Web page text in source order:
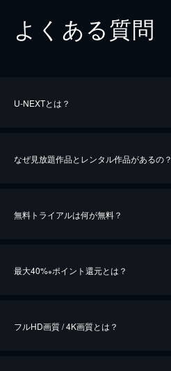
よくある質問
U-NEXTとは？
なぜ見放題作品とレンタル作品があるの？
無料トライアルは何が無料？
最大40%※ポイント還元とは？
フルHD画質 / 4K画質とは？